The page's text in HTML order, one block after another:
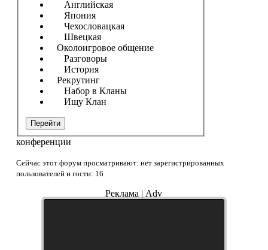
Английская
Япония
Чехословацкая
Швецкая
Околоигровое общение
Разговоры
История
Рекрутинг
Набор в Кланы
Ищу Клан
Перейти
конференции
Сейчас этот форум просматривают: нет зарегистрированных
пользователей и гости: 16
Реклама | Adv